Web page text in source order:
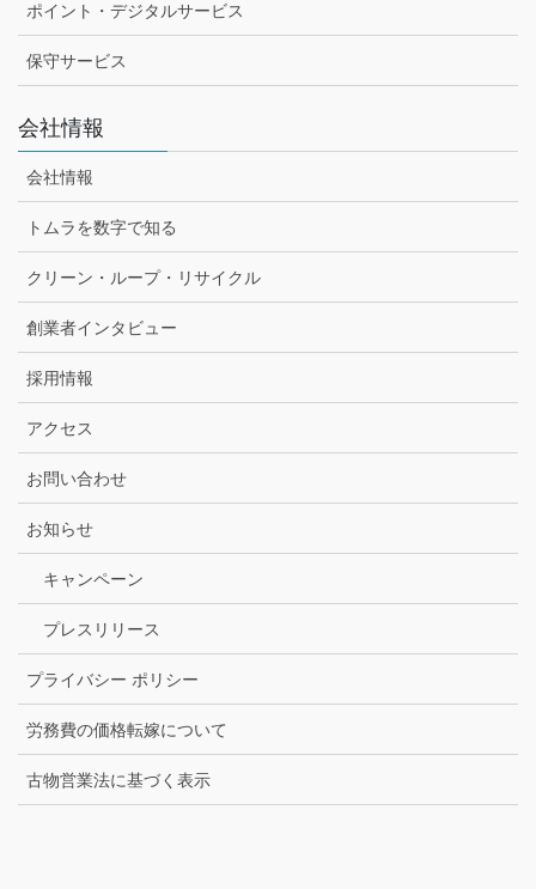
ポイント・デジタルサービス
保守サービス
会社情報
会社情報
トムラを数字で知る
クリーン・ループ・リサイクル
創業者インタビュー
採用情報
アクセス
お問い合わせ
お知らせ
キャンペーン
プレスリリース
プライバシー ポリシー
労務費の価格転嫁について
古物営業法に基づく表示